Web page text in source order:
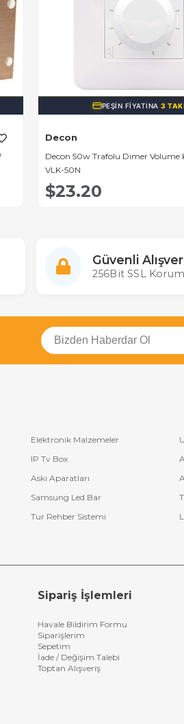
PEŞIN FIYATINA3
Decon
Decon 50w Trafolu Dimer Volume
VLK-50N
$23.20
Güvenli
256Bit SSL
Elektronik Malzemeler
IP Tv Box
Askı Aparatları
Samsung Led Bar
Tur Rehber Sistemi
Sipariş İşlemleri
Havale Bildirim Formu
Siparişlerim
Sepetim
İade / Değişim Talebi
Toptan Alışveriş